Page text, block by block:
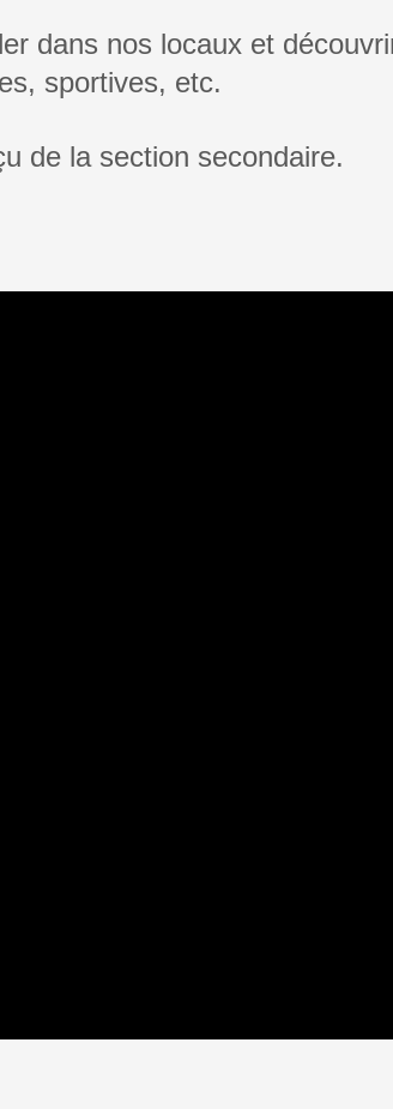
dans nos locaux et
sportives, etc.
de la section secondaire.